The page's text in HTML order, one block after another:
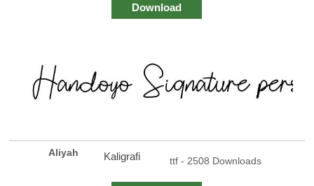
Download
Aliyah Kaligrafi ttf - 2508 Downloads